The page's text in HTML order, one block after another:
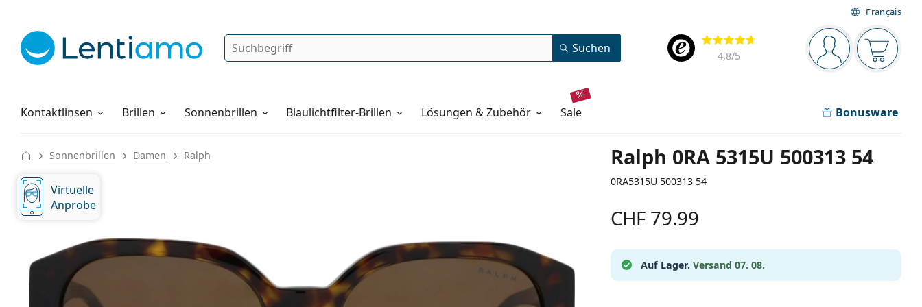
Français
Navigationsleiste
Sie sind Der
Bewertung
4,8/5
Suche Suchen
Kontaktlinsen
Pflegemittel Brillen Sonnenbrillen Blaulichtfilter-Brillen Lösungen & Zubehör sale Bonusware
Alles über den Einkauf
Ralph 0RA 5315U 500313 54
0RA5315U 500313 54
Sonnenbrillen Damen Ralph
Virtuelle
Anprobe
CHF 79.99
Auf Lager. Versand 07. 08.